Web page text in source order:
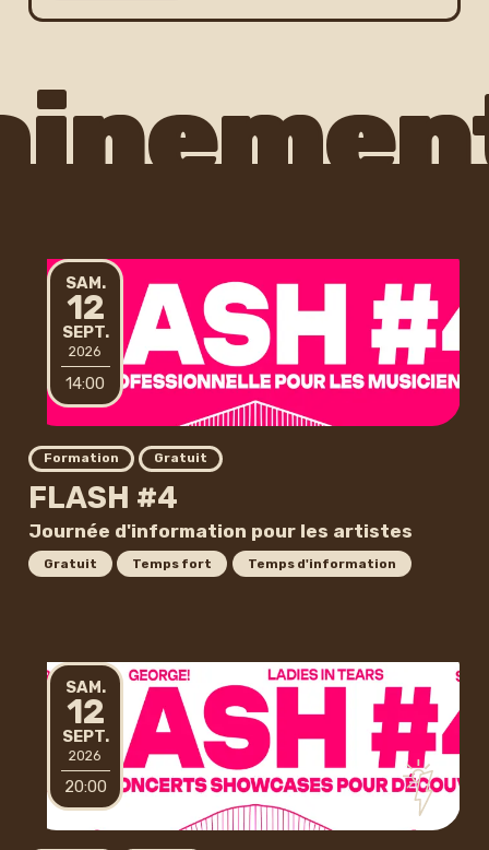
SAMEDI
SAM.
12
SEPTEMBRE
SEPT.
2026
14:00
Formation Gratuit
FLASH #4
Journée d'information pour les artistes
Gratuit Temps fort Temps d'information
SAMEDI
SAM.
12
SEPTEMBRE
SEPT.
2026
20:00